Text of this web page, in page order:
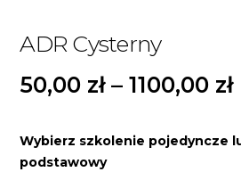
ADR Cysterny
50,00 zł – 1100,00 zł
Wybierz szkolenie pojedyncze
podstawowy